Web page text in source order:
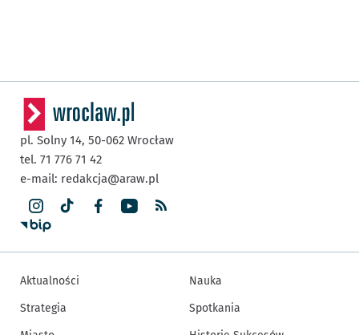
pl. Solny 14, 50-062 Wrocław
tel. 71 776 71 42
e-mail: redakcja@araw.pl
Aktualności
Strategia
Nauka
Spotkania